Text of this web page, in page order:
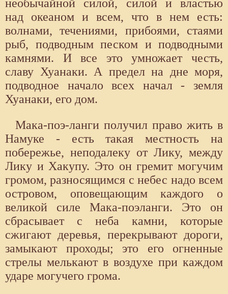
необычайной силой, силой и властью
над океаном и всем, что в нем есть:
волнами, течениями, прибоями, стаями
рыб, подводным песком и подводными
камнями. И все это умножает честь,
славу Хуанаки. А предел на дне моря,
подводное начало всех начал - земля
Хуанаки, его дом.
Мака-поэ-ланги получил право жить в
Намуке - есть такая местность на
побережье, неподалеку от Лику, между
Лику и Хакупу. Это он гремит могучим
громом, разносящимся с небес надо всем
островом, оповещающим каждого о
великой силе Мака-поэланги. Это он
сбрасывает с неба камни, которые
сжигают деревья, перекрывают дороги,
замыкают проходы; это его огненные
стрелы мелькают в воздухе при каждом
ударе могучего грома.